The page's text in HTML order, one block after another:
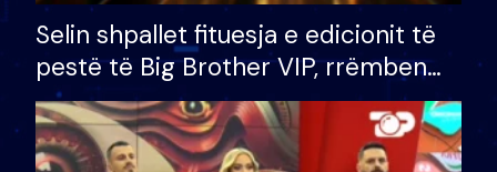
Selin shpallet fituesja e edicionit të
pestë të Big Brother VIP, rrëmben
çmimin e madh prej 100 mijë eurosh